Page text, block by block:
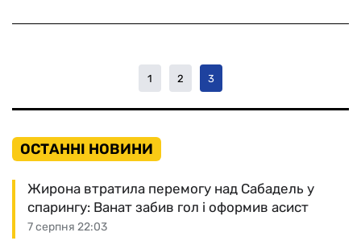
1 2 3
ОСТАННІ НОВИНИ
7 серпня 22:03
Жирона втратила перемогу над Сабадель у
спарингу: Ванат забив гол і оформив асист